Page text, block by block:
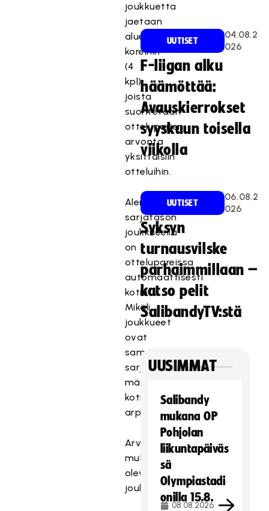
joukkuetta
jaetaan
alueellisiin
koreihin
(4
kpl),
joista
suoritetaan
otteluparien
arvonta
yksittäisiin
otteluihin.
Alemman
sarjatason
joukkueella
on
ottelupareissa
automaattisesti
kotietu.
Mikäli
joukkueet
ovat
samalta
sarjatasolta,
määrittelee
kotiedun
arpa.
Arvonnassa
mukana
olevat
joukkueet:
UUTISET
04.08.2
026
F-liigan alku
häämöttää:
Avauskierrokset
syyskuun toisella
viikolla
UUTISET
06.08.2
026
Syksyn
turnausvilske
parhaimmillaan –
katso pelit
SalibandyTV:stä
UUSIMMAT
Salibandy
mukana OP
Pohjolan
liikuntapäiväs
sä
Olympiastadi
onilla 15.8.
08.08.2026